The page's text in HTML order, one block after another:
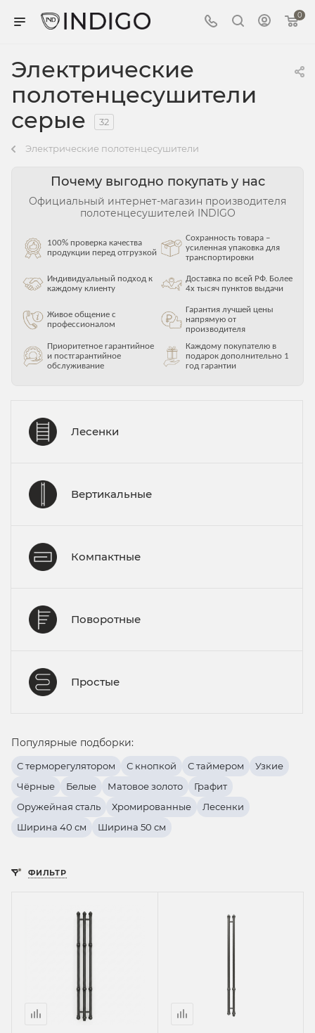
0
Электрические
полотенцесушители
серые
32
Электрические полотенцесушители
Почему выгодно покупать у нас
Официальный интернет-магазин производителя
полотенцесушителей INDIGO
100% проверка качества
продукции перед отгрузкой
Сохранность товара –
усиленная упаковка для
транспортировки
Индивидуальный подход к
каждому клиенту
Доставка по всей РФ. Более
4х тысяч пунктов выдачи
Живое общение с
профессионалом
Гарантия лучшей цены
напрямую от
производителя
Приоритетное гарантийное
и постгарантийное
обслуживание
Каждому покупателю в
подарок дополнительно 1
год гарантии
Лесенки
Вертикальные
Компактные
Поворотные
Простые
Популярные подборки:
С терморегулятором С кнопкой С таймером
Узкие
Чёрные
Белые Матовое золото
Графит
Оружейная сталь
Хромированные
Лесенки
Ширина 40 см
Ширина 50 см
ФИЛЬТР